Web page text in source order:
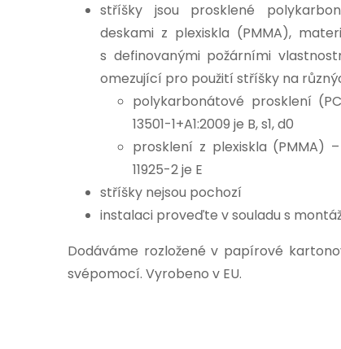
stříšky jsou prosklené
deskami z plexiskla (PMMA),
s definovanými požárními
omezující pro použití stříšky na
polykarbonátové prosklení
13501-1+A1:2009 je B, s1, d0
prosklení z plexiskla (PMMA)
11925-2 je E
stříšky nejsou pochozí
instalaci proveďte v souladu s
Dodáváme rozložené v papírové
svépomocí. Vyrobeno v EU.